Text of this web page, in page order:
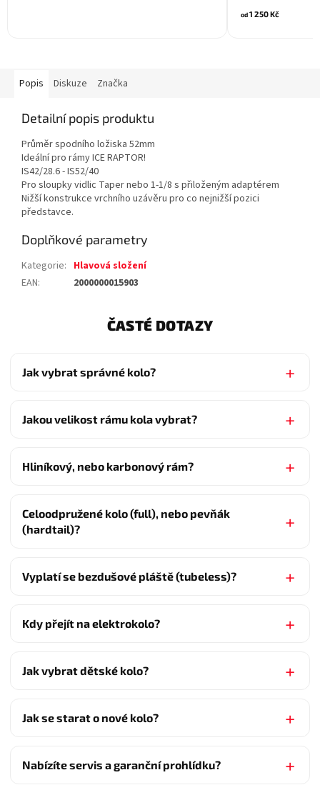
od1 250 Kč
Popis Diskuze Značka
Detailní popis produktu
Průměr spodního ložiska 52mm
Ideální pro rámy ICE RAPTOR!
IS42/28.6 - IS52/40
Pro sloupky vidlic Taper nebo 1-1/8 s přiloženým adaptérem
Nižší konstrukce vrchního uzávěru pro co nejnižší pozici
představce.
Doplňkové parametry
Kategorie: Hlavová složení
EAN: 2000000015903
ČASTÉ DOTAZY
Jak vybrat správné kolo?
Jakou velikost rámu kola vybrat?
Hliníkový, nebo karbonový rám?
Celoodpružené kolo (full), nebo pevňák
(hardtail)?
Vyplatí se bezdušové pláště (tubeless)?
Kdy přejít na elektrokolo?
Jak vybrat dětské kolo?
Jak se starat o nové kolo?
Nabízíte servis a garanční prohlídku?